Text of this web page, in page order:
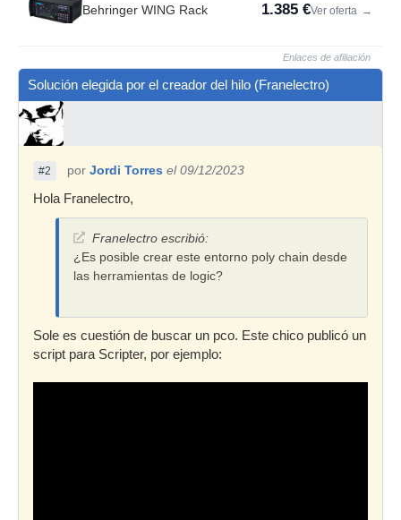
Behringer WING Rack 1.385 €Ver oferta →
Enlaces de afiliación
Solución elegida por el creador del hilo (Franelectro)
#2 por Jordi Torres el 09/12/2023
Hola Franelectro,
Franelectro escribió:
¿Es posible crear este entorno poly chain desde
las herramientas de logic?
Sole es cuestión de buscar un pco. Este chico publicó un
script para Scripter, por ejemplo: